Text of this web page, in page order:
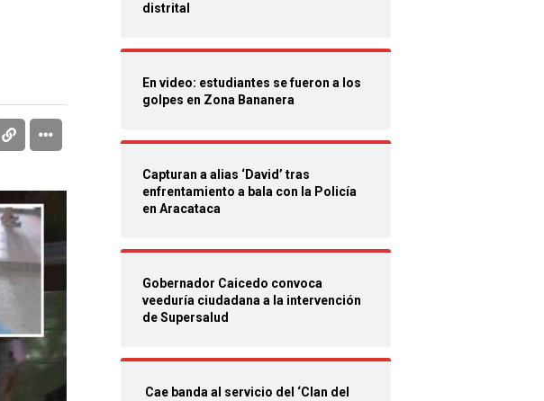
distrital
En video: estudiantes se fueron a los
golpes en Zona Bananera
Capturan a alias ‘David’ tras
enfrentamiento a bala con la Policía
en Aracataca
Gobernador Caicedo convoca
veeduría ciudadana a la intervención
de Supersalud
Cae banda al servicio del ‘Clan del